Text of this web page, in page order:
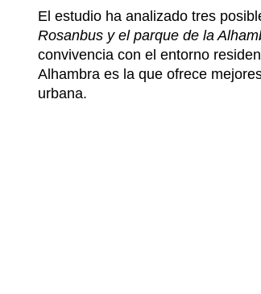
El estudio ha analizado tres
Rosanbus y el parque de la
convivencia con el entorno
Alhambra es la que ofrece
urbana.